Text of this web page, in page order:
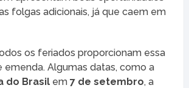
folgas adicionais, já que caem em
os feriados proporcionam essa
emenda. Algumas datas, como a
do Brasilem 7 de setembro, a